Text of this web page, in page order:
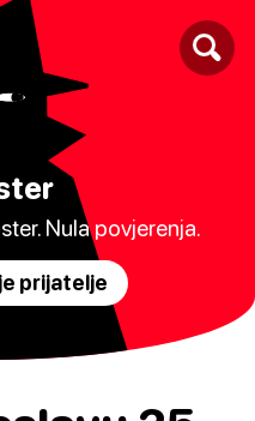
Nula povjerenja.
prijatelje